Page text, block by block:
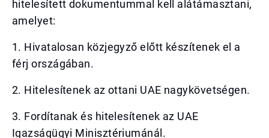
hitelesített dokumentummal kell alátámasztani,
amelyet:
1. Hivatalosan közjegyző előtt készítenek el a
férj országában.
2. Hitelesítenek az ottani UAE nagykövetségen.
3. Fordítanak és hitelesítenek az UAE
Igazságügyi Minisztériumánál.